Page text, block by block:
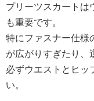
プリーツスカートは
も重要です。
特にファスナー仕様
が広がりすぎたり、
必ずウエストとヒッ
い。